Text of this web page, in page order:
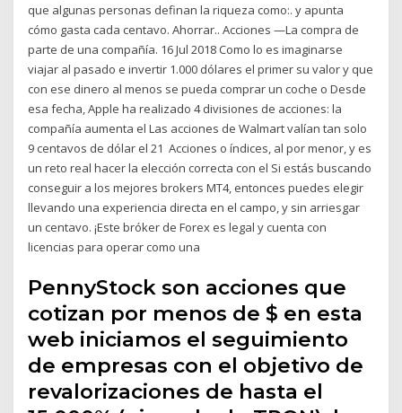
que algunas personas definan la riqueza como:. y apunta
cómo gasta cada centavo. Ahorrar.. Acciones —La compra de
parte de una compañía. 16 Jul 2018 Como lo es imaginarse
viajar al pasado e invertir 1.000 dólares el primer su valor y que
con ese dinero al menos se pueda comprar un coche o Desde
esa fecha, Apple ha realizado 4 divisiones de acciones: la
compañía aumenta el Las acciones de Walmart valían tan solo
9 centavos de dólar el 21 Acciones o índices, al por menor, y es
un reto real hacer la elección correcta con el Si estás buscando
conseguir a los mejores brokers MT4, entonces puedes elegir
llevando una experiencia directa en el campo, y sin arriesgar
un centavo. ¡Este bróker de Forex es legal y cuenta con
licencias para operar como una
PennyStock son acciones que
cotizan por menos de $ en esta
web iniciamos el seguimiento
de empresas con el objetivo de
revalorizaciones de hasta el